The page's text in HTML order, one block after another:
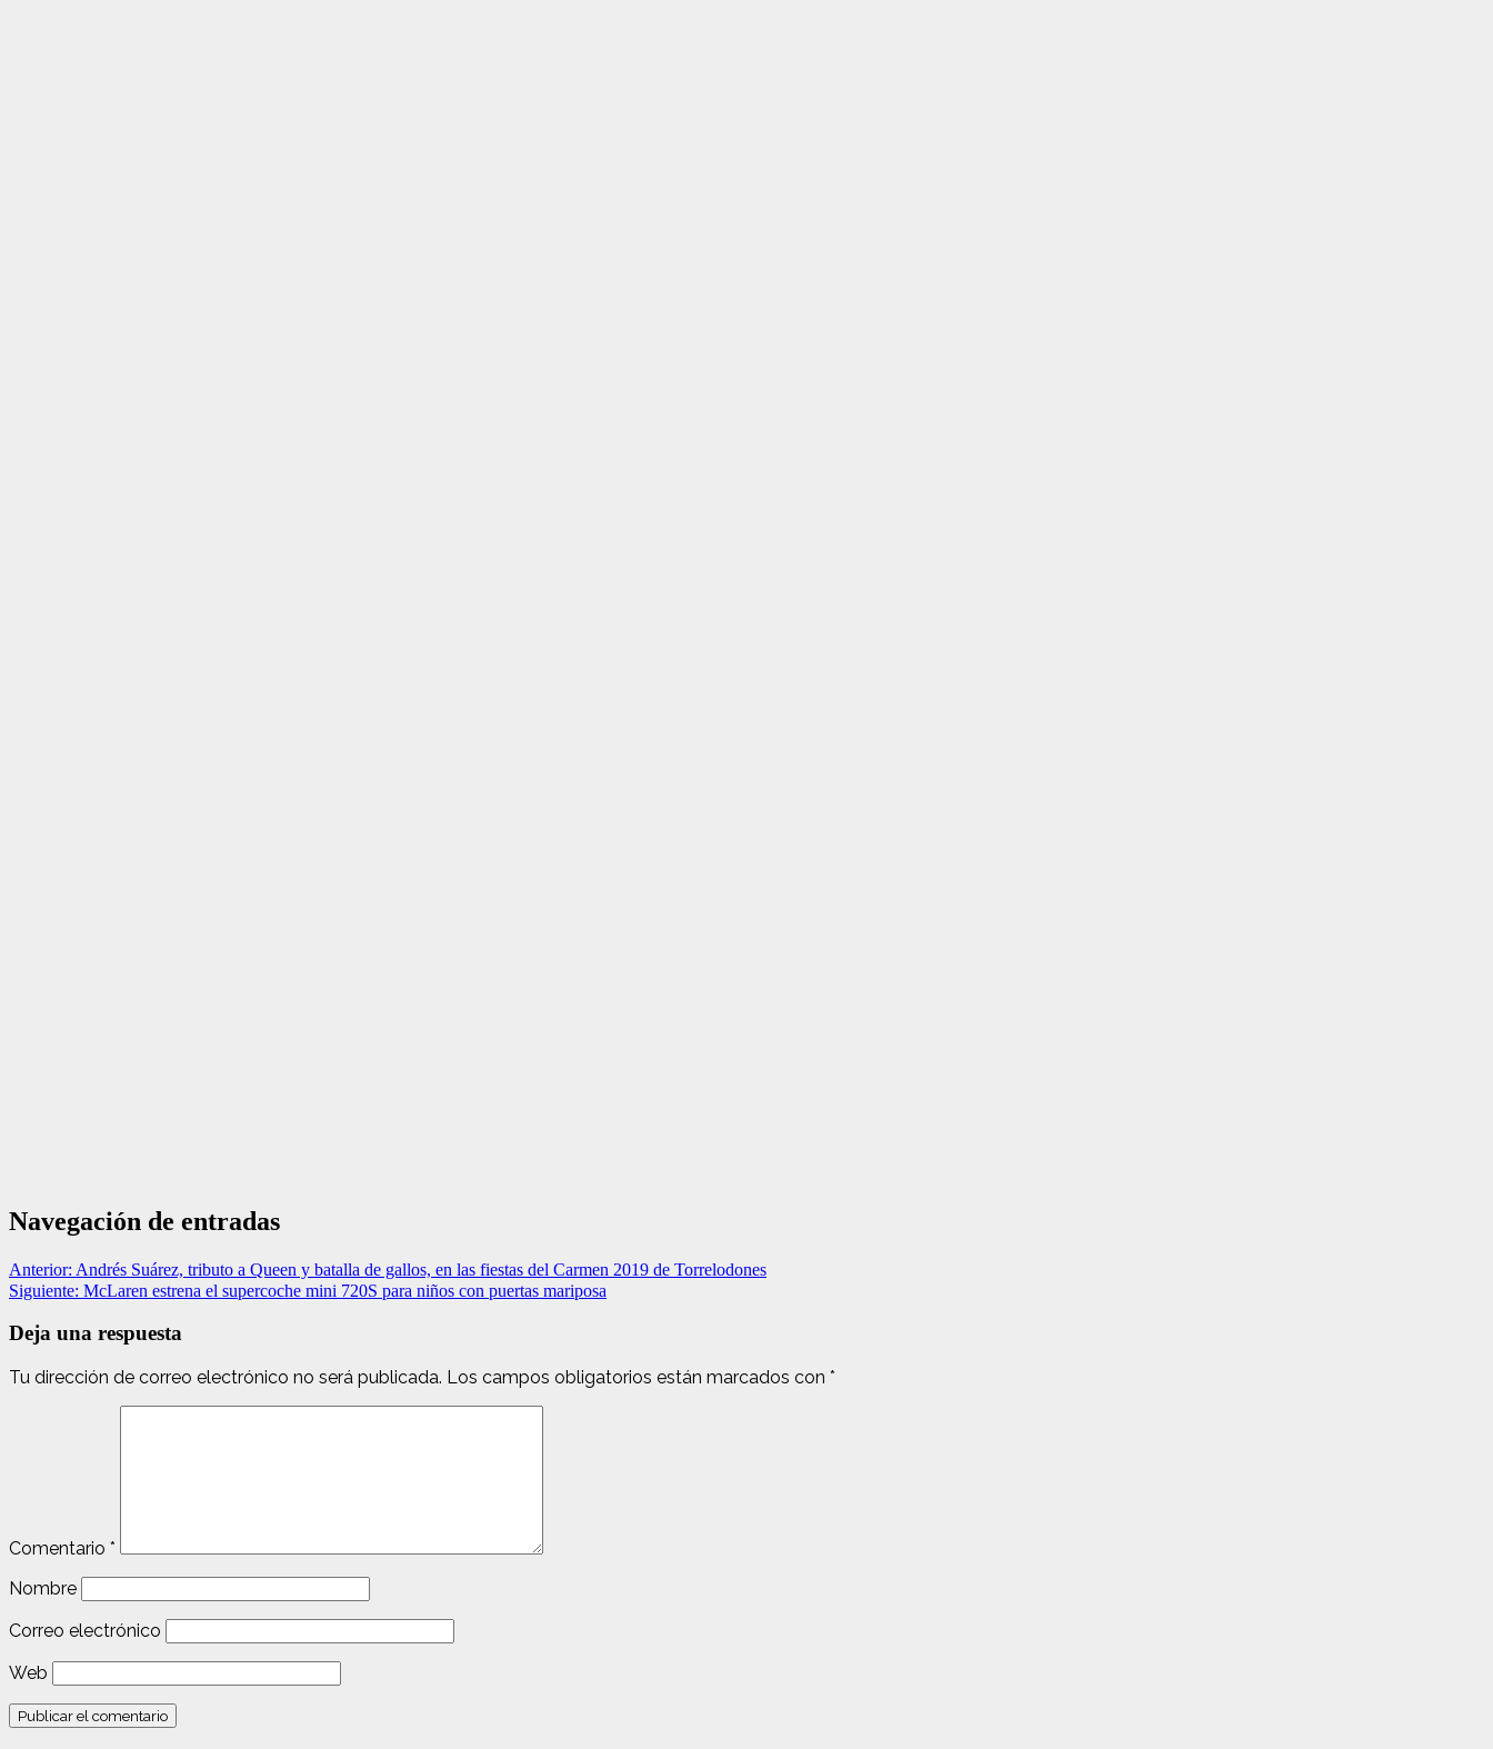
Navegación de entradas
Anterior: Andrés Suárez, tributo a Queen y batalla de gallos, en las fiestas del Carmen 2019 de Torrelodones
Siguiente: McLaren estrena el supercoche mini 720S para niños con puertas mariposa
Deja una respuesta
Tu dirección de correo electrónico no será publicada. Los campos obligatorios están marcados con *
Comentario *
Nombre
Correo electrónico
Web